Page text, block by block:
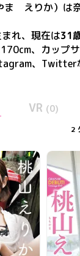
ま えりか） は
まれ、現在は31
、カップ
、Twitter
VR (0)
2